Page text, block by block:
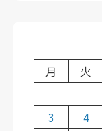
月
火
3
4